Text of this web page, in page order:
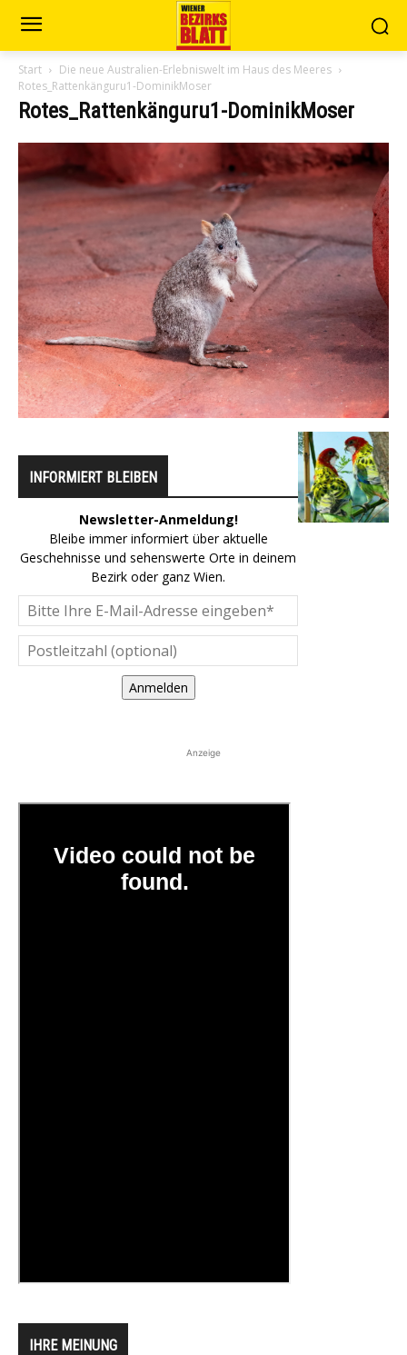
Start
Die neue Australien-Erlebniswelt im Haus des Meeres
Rotes_Rattenkänguru1-DominikMoser
Rotes_Rattenkänguru1-DominikMoser
INFORMIERT BLEIBEN
Newsletter-Anmeldung!
Bleibe immer informiert über aktuelle
Geschehnisse und sehenswerte Orte in deinem
Bezirk oder ganz Wien.
Anmelden
Anzeige
IHRE MEINUNG